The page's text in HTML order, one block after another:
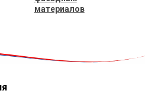
материалов